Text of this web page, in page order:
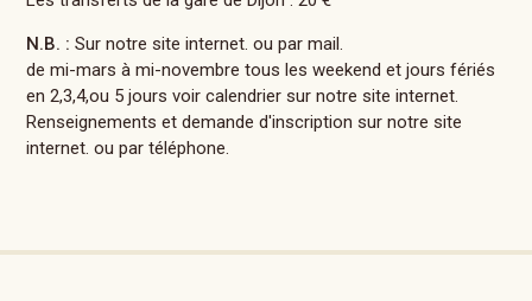
N.B. : Sur notre site internet. ou par mail.
de mi-mars à mi-novembre tous les weekend et jours fériés
en 2,3,4,ou 5 jours voir calendrier sur notre site internet.
Renseignements et demande d'inscription sur notre site
internet. ou par téléphone.